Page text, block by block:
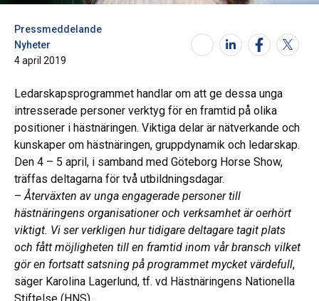
Pressmeddelande
Nyheter
4 april 2019
Ledarskapsprogrammet handlar om att ge dessa unga
intresserade personer verktyg för en framtid på olika
positioner i hästnäringen. Viktiga delar är nätverkande och
kunskaper om hästnäringen, gruppdynamik och ledarskap.
Den 4 – 5 april, i samband med Göteborg Horse Show,
träffas deltagarna för två utbildningsdagar.
– Återväxten av unga engagerade personer till
hästnäringens organisationer och verksamhet är oerhört
viktigt. Vi ser verkligen hur tidigare deltagare tagit plats
och fått möjligheten till en framtid inom vår bransch vilket
gör en fortsatt satsning på programmet mycket värdefull,
säger Karolina Lagerlund, tf. vd Hästnäringens Nationella
Stiftelse (HNS).